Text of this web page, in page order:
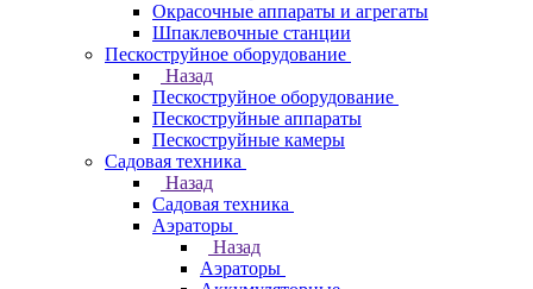
Окрасочные аппараты и агрегаты
Шпаклевочные станции
Пескоструйное оборудование
Назад
Пескоструйное оборудование
Пескоструйные аппараты
Пескоструйные камеры
Садовая техника
Назад
Садовая техника
Аэраторы
Назад
Аэраторы